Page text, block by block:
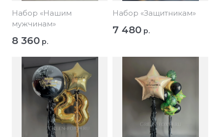
Набор «Нашим
мужчинам»
8 360 р.
Набор «Защитникам»
7 480 р.